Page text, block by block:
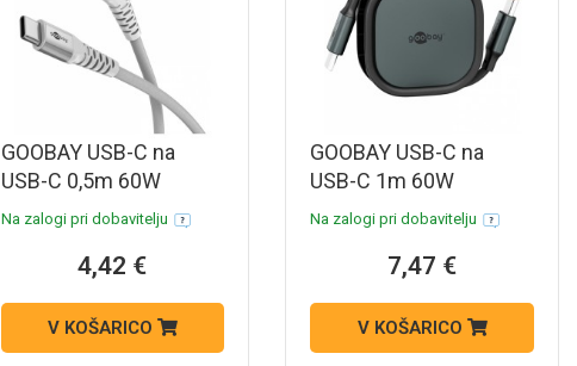
GOOBAY USB-C na
USB-C 0,5m 60W
480Mbit/s bel
podatkovni in polnilni
Na zalogi pri dobavitelju
4,42 €
V KOŠARICO
GOOBAY USB-C na
USB-C 1m 60W
480Mbit/s bel
podatkovni in polnilni
Na zalogi pri dobavitelju
7,47 €
V KOŠARICO